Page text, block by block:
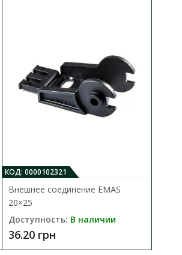
КОД: 0000102321
Внешнее соединение EMAS
20×25
Доступность: В наличии
36.20 грн